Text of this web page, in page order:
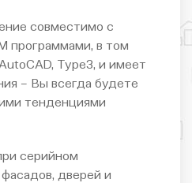
совместимо с
программами, в том
Type3, и имеет
– Вы всегда будете
тенденциями
серийном
дверей и